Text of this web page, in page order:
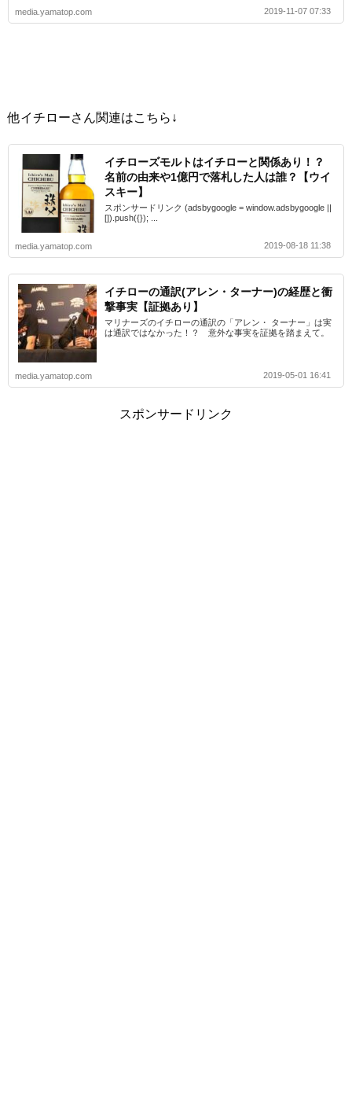
media.yamatop.com 2019-11-07 07:33
他イチローさん関連はこちら↓
イチローズモルトはイチローと関係あり！？
名前の由来や1億円で落札した人は誰？【ウイ
スキー】
スポンサードリンク (adsbygoogle = window.adsbygoogle ||
[]).push({}); ...
media.yamatop.com 2019-08-18 11:38
イチローの通訳(アレン・ターナー)の経歴と衝
撃事実【証拠あり】
マリナーズのイチローの通訳の「アレン・ ターナー」は実
は通訳ではなかった！？ 意外な事実を証拠を踏まえて。
media.yamatop.com 2019-05-01 16:41
スポンサードリンク